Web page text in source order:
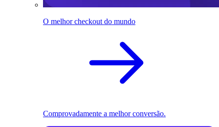
O melhor checkout do mundo
Comprovadamente a melhor conversão.